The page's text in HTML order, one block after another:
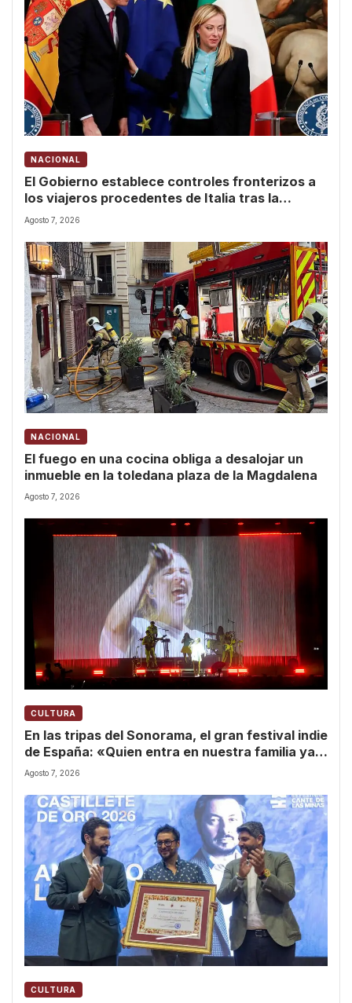
NACIONAL
El Gobierno establece controles fronterizos a
los viajeros procedentes de Italia tras la
negativa de Meloni a retirar los suyos
Agosto 7, 2026
NACIONAL
El fuego en una cocina obliga a desalojar un
inmueble en la toledana plaza de la Magdalena
Agosto 7, 2026
CULTURA
En las tripas del Sonorama, el gran festival indie
de España: «Quien entra en nuestra familia ya
nunca sale»
Agosto 7, 2026
CULTURA